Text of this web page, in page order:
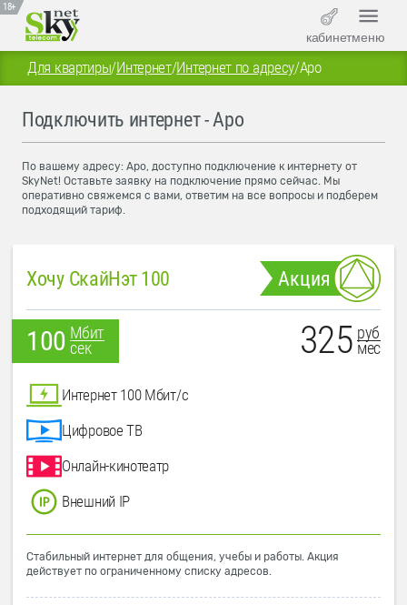
18+
кабинетменю
Для квартиры/Интернет/Интернет по адресу/Аро
Подключить интернет - Аро
По вашему адресу: Аро, доступно подключение к интернету от
SkyNet! Оставьте заявку на подключение прямо сейчас. Мы
оперативно свяжемся с вами, ответим на все вопросы и подберем
подходящий тариф.
Хочу СкайНэт 100 Акция
100 Мбит
сек
325 руб
мес
Интернет 100 Мбит/с
Цифровое ТВ
Онлайн-кинотеатр
Внешний IP
Стабильный интернет для общения, учебы и работы. Акция
действует по ограниченному списку адресов.